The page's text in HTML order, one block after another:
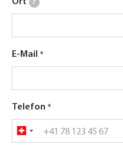
?
E-Mail
Telefon